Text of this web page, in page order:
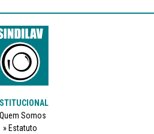
Quem Somos
Estatuto